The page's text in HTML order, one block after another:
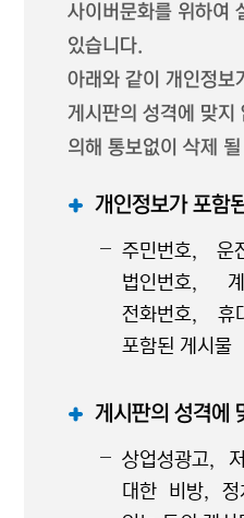
사이버문화를 위하여
있습니다.
아래와 같이 개인정보
게시판의 성격에 맞지
의해 통보없이 삭제
개인정보가 포함
주민번호, 운
법인번호,
전화번호, 휴
포함된 게시물
게시판의 성격에
상업성광고,
대한 비방, 정